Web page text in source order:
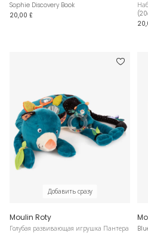
Sophie Discovery Book
20,00 £
Добавить сразу
Moulin Roty
Голубая развивающая игрушка Пантера